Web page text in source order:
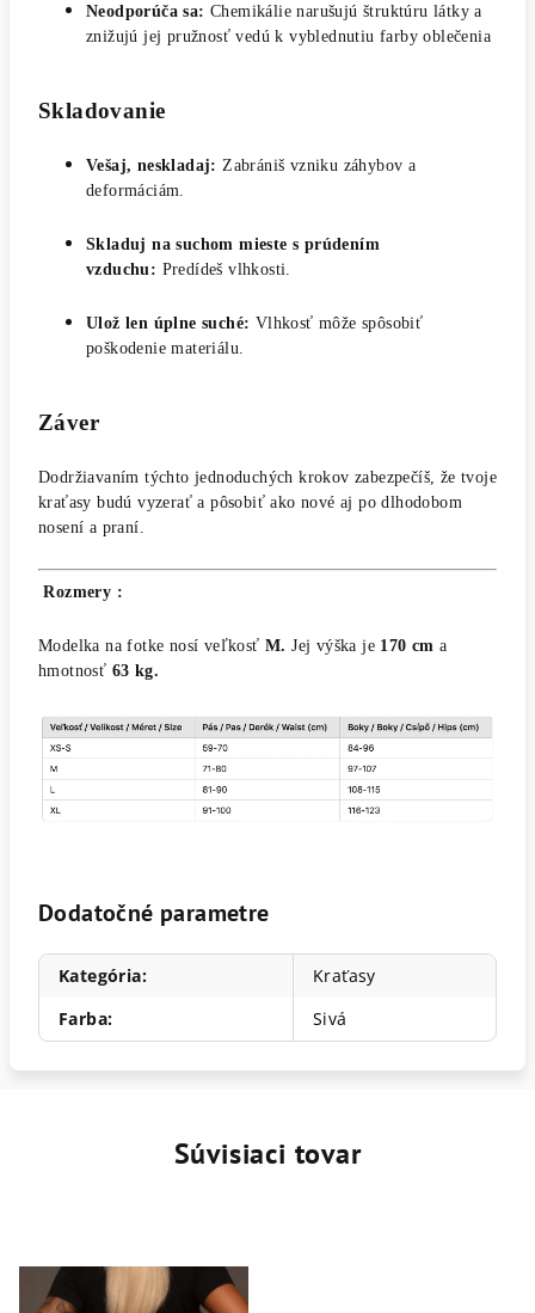
Neodporúča sa: Chemikálie narušujú štruktúru látky a
znižujú jej pružnosť vedú k vyblednutiu farby oblečenia
Skladovanie
Vešaj, neskladaj: Zabrániš vzniku záhybov a
deformáciám.
Skladuj na suchom mieste s prúdením
vzduchu: Predídeš vlhkosti.
Ulož len úplne suché: Vlhkosť môže spôsobiť
poškodenie materiálu.
Záver
Dodržiavaním týchto jednoduchých krokov zabezpečíš, že tvoje
kraťasy budú vyzerať a pôsobiť ako nové aj po dlhodobom
nosení a praní.
Rozmery :
Modelka na fotke nosí veľkosť M.Jej výška je 170 cma
hmotnosť 63 kg.
Dodatočné parametre
Kategória:
Kraťasy
Farba: Sivá
Súvisiaci tovar